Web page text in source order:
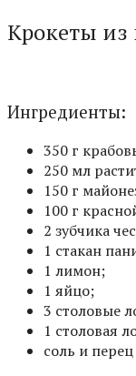
Крокеты из
Ингредиенты:
350 г
250 мл
150 г
100 г
2 зубчика
1 стакан
1 лимон;
1 яйцо;
3 столовые
1 столовая
соль и